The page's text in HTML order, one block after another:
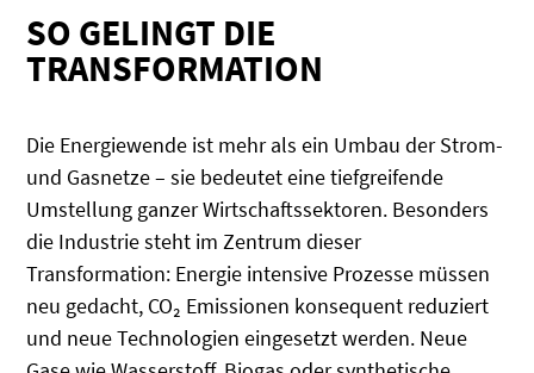
SO GELINGT DIE
TRANSFORMATION
Die Energiewende ist mehr als ein Umbau der Strom-
und Gasnetze – sie bedeutet eine tiefgreifende
Umstellung ganzer Wirtschaftssektoren. Besonders
die Industrie steht im Zentrum dieser
Transformation: Energie intensive Prozesse müssen
neu gedacht, CO₂ Emissionen konsequent reduziert
und neue Technologien eingesetzt werden. Neue